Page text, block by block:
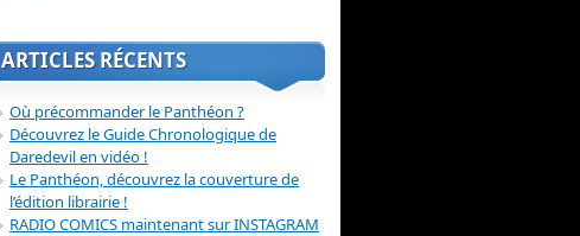
ARTICLES RÉCENTS
Où précommander le Panthéon ?
Découvrez le Guide Chronologique de
Daredevil en vidéo !
Le Panthéon, découvrez la couverture de
l’édition librairie !
RADIO COMICS maintenant sur INSTAGRAM